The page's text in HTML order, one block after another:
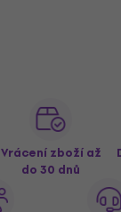
Vrácení zboží až
do 30 dnů